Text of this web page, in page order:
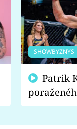
SHOWBYZNYS
fanoušci